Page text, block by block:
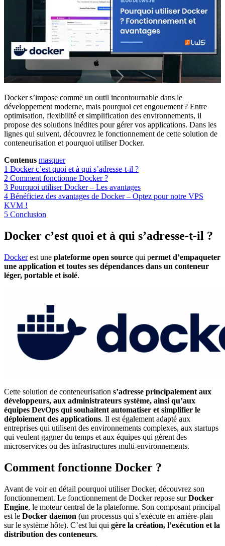
Docker s’impose comme un outil incontournable dans le
développement moderne, mais pourquoi cet engouement ? Entre
optimisation, flexibilité et simplification des environnements, il
propose des solutions inédites pour gérer vos applications. Dans les
lignes qui suivent, découvrez le fonctionnement de cette solution de
conteneurisation et pourquoi utiliser Docker.
Contenus masquer
1 Docker c’est quoi et à qui s’adresse-t-il ?
2 Comment fonctionne Docker ?
3 Pourquoi utiliser Docker – Les avantages
4 Bénéficiez des avantages de Docker – Optez pour notre VPS
KVM !
5 Conclusion
Docker c’est quoi et à qui s’adresse-t-il ?
Dockerest une plateforme open source qui permet d’empaqueter
une application et toutes ses dépendances dans un conteneur
léger, portable et isolé.
Cette solution de conteneurisation s’adresse principalement aux
développeurs, aux administrateurs système, ainsi qu’aux
équipes DevOps qui souhaitent automatiser et simplifier le
déploiement des applications. Il est également adapté aux
entreprises qui utilisent des environnements complexes, aux startups
qui veulent gagner du temps et aux équipes qui gèrent des
microservices ou des infrastructures multi-environnements.
Comment fonctionne Docker ?
Avant de voir en détail pourquoi utiliser Docker, découvrez son
fonctionnement. Le fonctionnement de Docker repose surDocker
Engine, le moteur central de la plateforme. Son composant principal
est le Docker daemon (un processus qui s’exécute en arrière-plan
sur le système hôte). C’est lui qui gère la création, l’exécution et la
distribution des conteneurs.